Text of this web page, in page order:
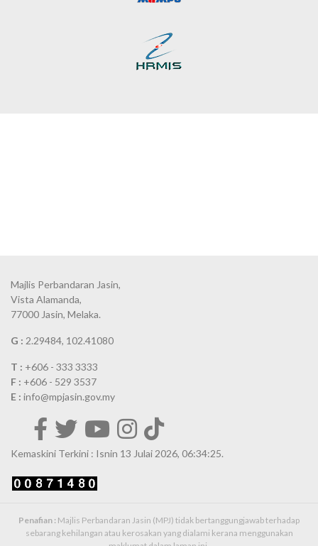
Majlis Perbandaran Jasin,
Vista Alamanda,
77000 Jasin, Melaka.
G : 2.29484, 102.41080
T : +606 - 333 3333
F : +606 - 529 3537
E : info@mpjasin.gov.my
Kemaskini Terkini : Isnin 13 Julai 2026, 06:34:25.
Penafian : Majlis Perbandaran Jasin (MPJ) tidak bertanggungjawab terhadap
sebarang kehilangan atau kerosakan yang dialami kerana menggunakan